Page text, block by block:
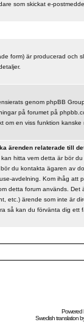
som skickat e-
form) är producerad och
genom phpBB
på forumet på
om en viss funktion
ärenden relaterade till
hitta vem detta är bör
du kontakta ägaren av
avdelning. Kom ihåg
detta forum används.
etc.) ärende som inte är
så kan du förvänta dig ett
Powered
Swedishtranslation